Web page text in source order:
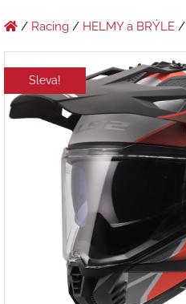
/ Racing/ HELMY a BRÝLE/
Sleva!